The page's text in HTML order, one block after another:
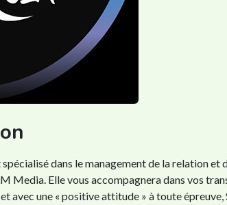
dans le management de la relation et
Media. Elle vous accompagnera dans vos
une « positive attitude » à toute épreuve,